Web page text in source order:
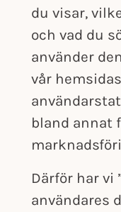
du visar,
och vad du
använder
vår
bland annat
Därför har vi
användares